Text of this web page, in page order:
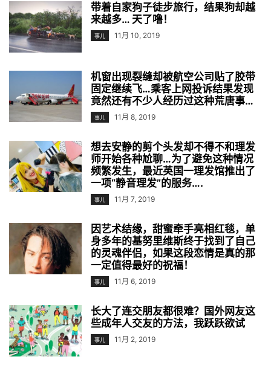
带着自家狗子徒步旅行，结果狗却越
来越多… 天了噜！
事儿 11月 10, 2019
机窗出现裂缝却被航空公司贴了胶带
固定继续飞…乘客上网投诉结果发现
竟然还有不少人经历过这种荒唐事…
事儿 11月 8, 2019
想去安静的剪个头发却不得不和理发
师开始各种尬聊…为了避免这种情况
频繁发生，最近英国一理发馆推出了
一项“静音理发”的服务….
事儿 11月 7, 2019
因艺术结缘，甜蜜牵手亮相红毯，单
身多年的基努里维斯终于找到了自己
的灵魂伴侣，如果这段恋情是真的那
一定值得最好的祝福！
事儿 11月 6, 2019
长大了连交朋友都很难？国外网友这
些成年人交友的方法，我跃跃欲试
事儿 11月 2, 2019